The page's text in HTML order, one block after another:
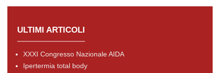
ULTIMI ARTICOLI
XXXI Congresso Nazionale AIDA
Ipertermia total body